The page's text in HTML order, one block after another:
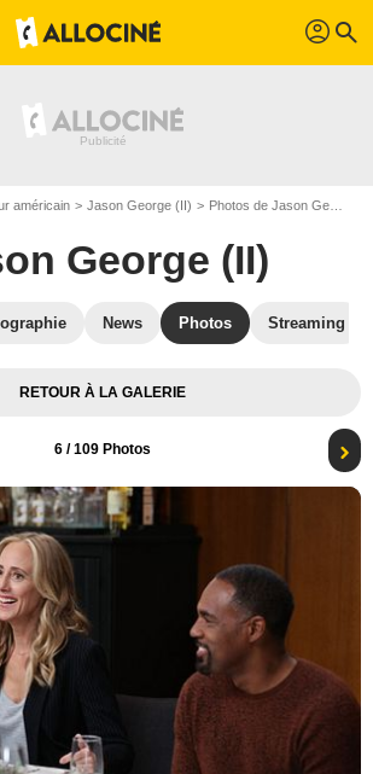
profil search
américain Jason George (II) Photos de Jason George (II)
George (II)
News Photos Streaming
RETOUR À LA GALERIE
6 / 109 Photos